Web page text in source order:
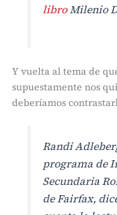
libroMilenio
Y vuelta al tema de
supuestamente nos
deberíamos
Randi
programa de
Secundaria
de Fairfax,